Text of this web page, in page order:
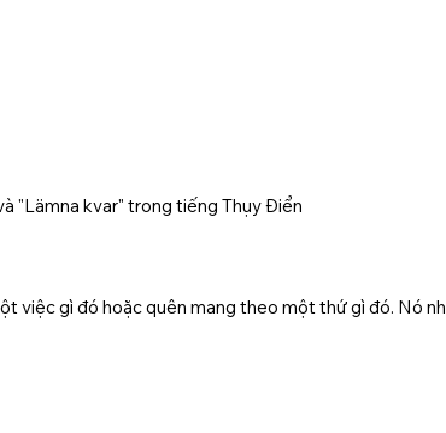
"Lämna kvar" trong tiếng Thụy Điển
việc gì đó hoặc quên mang theo một thứ gì đó. Nó